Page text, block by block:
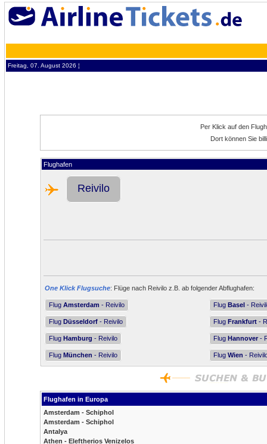
Freitag, 07. August 2026 ¦
Per Klick auf den
Dort können Sie
Flughafen
Reivilo
One Klick Flugsuche: Flüge nach Reivilo z.B. ab folgender Abflughafen:
Flug Amsterdam - Reivilo Flug Basel -
Flug Düsseldorf - Reivilo Flug Frankfurt -
Flug Hamburg - Reivilo Flug Hannover -
Flug München - Reivilo Flug Wien -
Flughafen in Europa
Amsterdam - Schiphol
Amsterdam - Schiphol
Antalya
Athen - Eleftherios Venizelos